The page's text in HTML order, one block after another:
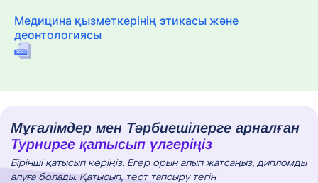
Медицина қызметкерінің этикасы және
деонтологиясы
Мұғалімдер мен Тәрбиешілерге арналған
Турнирге қатысып үлгеріңіз
Бірінші қатысып көріңіз. Егер орын алып жатсаңыз, дипломды
алуға болады. Қатысып, тест тапсыру тегін